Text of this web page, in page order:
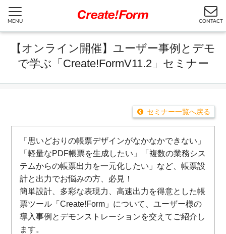
MENU CONTACT
【オンライン開催】ユーザー事例とデモ
で学ぶ「Create!FormV11.2」セミナー
セミナー一覧へ戻る
「思いどおりの帳票デザインがなかなかできない」
「軽量なPDF帳票を生成したい」「複数の業務シス
テムからの帳票出力を一元化したい」など、帳票設
計と出力でお悩みの方、必見！
簡単設計、多彩な表現力、高速出力を得意とした帳
票ツール「Create!Form」について、ユーザー様の
導入事例とデモンストレーションを交えてご紹介し
ます。